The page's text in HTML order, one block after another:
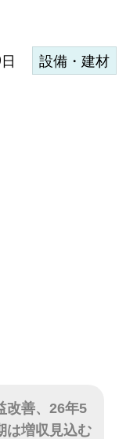
設備・建材
改善、26年5
は増収見込む